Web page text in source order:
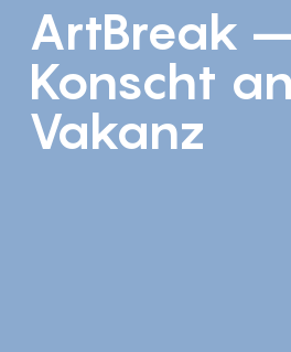
ArtBreak
Konscht
Vakanz